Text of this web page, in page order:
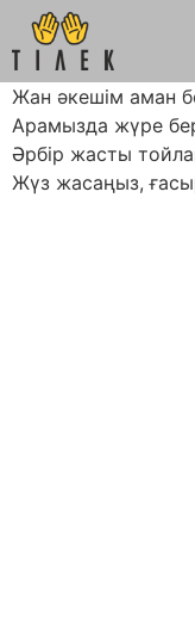
Жан әкешім аман
Арамызда жүре
Әрбір жасты
Жүз жасаңыз,